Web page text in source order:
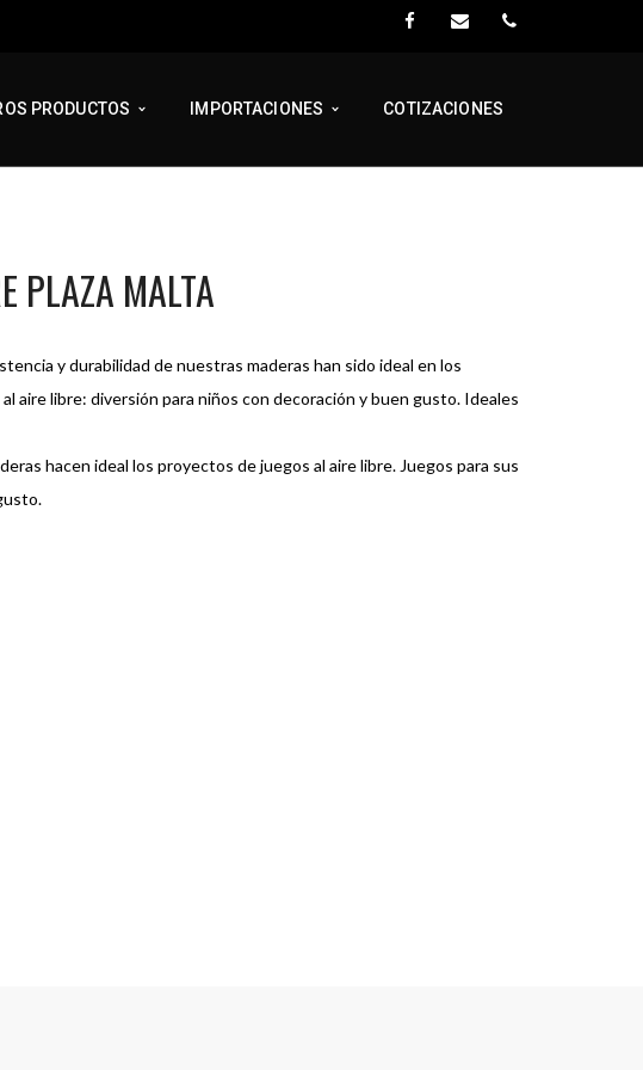
PRODUCTOS IMPORTACIONES COTIZACIONES
PLAZA MALTA
y durabilidad de nuestras maderas han sido ideal en los
aire libre: diversión para niños con decoración y buen gusto. Ideales
hacen ideal los proyectos de juegos al aire libre. Juegos para sus